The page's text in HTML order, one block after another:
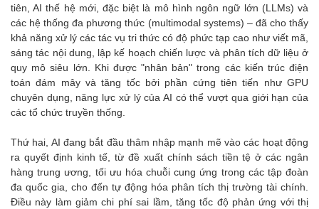
tiên, AI thế hệ mới, đặc biệt là mô hình ngôn ngữ lớn (LLMs) và
các hệ thống đa phương thức (multimodal systems) – đã cho thấy
khả năng xử lý các tác vụ tri thức có độ phức tạp cao như viết mã,
sáng tác nội dung, lập kế hoạch chiến lược và phân tích dữ liệu ở
quy mô siêu lớn. Khi được "nhân bản" trong các kiến trúc điện
toán đám mây và tăng tốc bởi phần cứng tiên tiến như GPU
chuyên dụng, năng lực xử lý của AI có thể vượt qua giới hạn của
các tổ chức truyền thống.
Thứ hai, AI đang bắt đầu thâm nhập mạnh mẽ vào các hoạt động
ra quyết định kinh tế, từ đề xuất chính sách tiền tệ ở các ngân
hàng trung ương, tối ưu hóa chuỗi cung ứng trong các tập đoàn
đa quốc gia, cho đến tự động hóa phân tích thị trường tài chính.
Điều này làm giảm chi phí sai lầm, tăng tốc độ phản ứng với thị